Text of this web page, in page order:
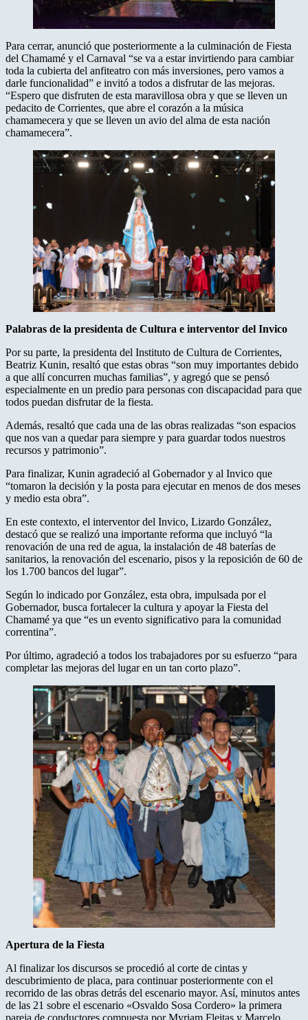
Para cerrar, anunció que posteriormente a la culminación de Fiesta
del Chamamé y el Carnaval “se va a estar invirtiendo para cambiar
toda la cubierta del anfiteatro con más inversiones, pero vamos a
darle funcionalidad” e invitó a todos a disfrutar de las mejoras.
“Espero que disfruten de esta maravillosa obra y que se lleven un
pedacito de Corrientes, que abre el corazón a la música
chamamecera y que se lleven un avio del alma de esta nación
chamamecera”.
Palabras de la presidenta de Cultura e interventor del Invico
Por su parte, la presidenta del Instituto de Cultura de Corrientes,
Beatriz Kunin, resaltó que estas obras “son muy importantes debido
a que allí concurren muchas familias”, y agregó que se pensó
especialmente en un predio para personas con discapacidad para que
todos puedan disfrutar de la fiesta.
Además, resaltó que cada una de las obras realizadas “son espacios
que nos van a quedar para siempre y para guardar todos nuestros
recursos y patrimonio”.
Para finalizar, Kunin agradeció al Gobernador y al Invico que
“tomaron la decisión y la posta para ejecutar en menos de dos meses
y medio esta obra”.
En este contexto, el interventor del Invico, Lizardo González,
destacó que se realizó una importante reforma que incluyó “la
renovación de una red de agua, la instalación de 48 baterías de
sanitarios, la renovación del escenario, pisos y la reposición de 60 de
los 1.700 bancos del lugar”.
Según lo indicado por González, esta obra, impulsada por el
Gobernador, busca fortalecer la cultura y apoyar la Fiesta del
Chamamé ya que “es un evento significativo para la comunidad
correntina”.
Por último, agradeció a todos los trabajadores por su esfuerzo “para
completar las mejoras del lugar en un tan corto plazo”.
Apertura de la Fiesta
Al finalizar los discursos se procedió al corte de cintas y
descubrimiento de placa, para continuar posteriormente con el
recorrido de las obras detrás del escenario mayor. Así, minutos antes
de las 21 sobre el escenario «Osvaldo Sosa Cordero» la primera
pareja de conductores compuesta por Myriam Fleitas y Marcelo